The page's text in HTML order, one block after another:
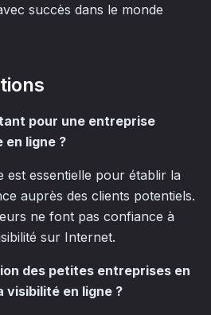
succès dans le monde
pour une entreprise
en ligne ?
est essentielle pour établir la
auprès des clients potentiels.
ne font pas confiance à
sur Internet.
des petites entreprises en
visibilité en ligne ?